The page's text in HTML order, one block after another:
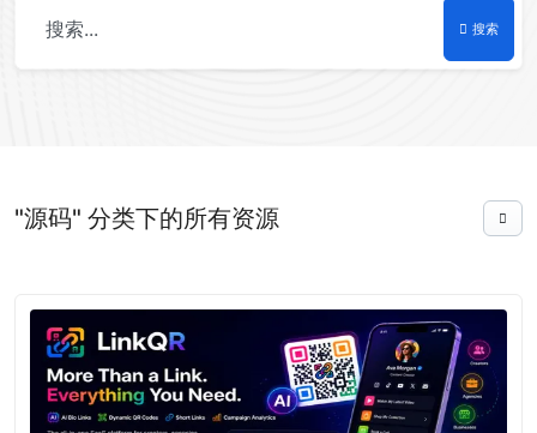
搜索
"源码" 分类下的所有资源